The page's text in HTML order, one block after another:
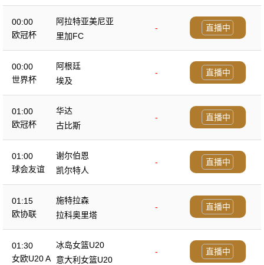
00:00
欧冠杯
阿拉特亚美尼亚
-
里加FC
直播中
00:00
世界杯
阿根廷
-
埃及
直播中
01:00
欧冠杯
华达
-
古比斯
直播中
01:00
球会友谊
谢尔伯恩
-
凯尔特人
直播中
01:15
欧协联
施特拉森
-
拉科奥里塔
直播中
01:30
女欧U20 A
冰岛女篮U20
-
意大利女篮U20
直播中